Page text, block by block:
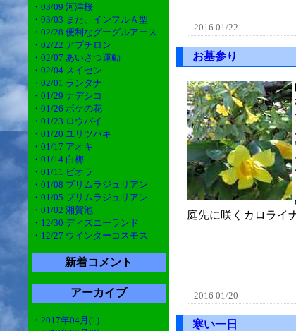
・03/09 河津桜
・03/03 また、インフルＡ型
・02/28 便利なグーグルアース
・02/22 アブチロン
・02/07 あいさつ運動
・02/04 スイセン
・02/01 ランタナ
・01/29 ナデシコ
・01/26 ボケの花
・01/23 ロウバイ
・01/20 ユリツバキ
・01/17 アオキ
・01/14 白梅
・01/11 ビオラ
・01/08 プリムラジュリアン
・01/05 プリムラジュリアン
・01/02 湘賀池
・12/30 ディズニーランド
・12/27 ウインターコスモス
新着コメント
アーカイブ
・2017年04月(1)
2016 01/22
お墓参り
庭先に咲くカロライ
2016 01/20
寒い一日